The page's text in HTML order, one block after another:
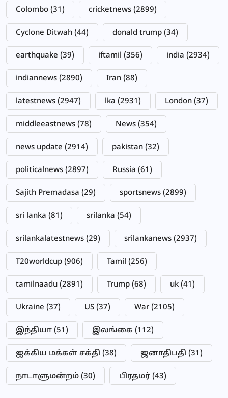
Colombo (31) cricketnews (2899)
Cyclone Ditwah (44) donald trump (34)
earthquake (39) iftamil (356) india (2934)
indiannews (2890) Iran (88)
latestnews (2947) lka (2931) London (37)
middleeastnews (78) News (354)
news update (2914) pakistan (32)
politicalnews (2897) Russia (61)
Sajith Premadasa (29) sportsnews (2899)
sri lanka (81) srilanka (54)
srilankalatestnews (29) srilankanews (2937)
T20worldcup (906) Tamil (256)
tamilnaadu (2891) Trump (68) uk (41)
Ukraine (37) US (37) War (2105)
இந்தியா (51) இலங்கை (112)
ஐக்கிய மக்கள் சக்தி (38) ஜனாதிபதி (31)
நாடாளுமன்றம் (30) பிரதமர் (43)